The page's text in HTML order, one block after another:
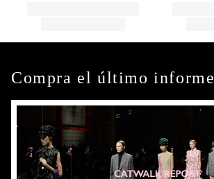
Compra el último informe